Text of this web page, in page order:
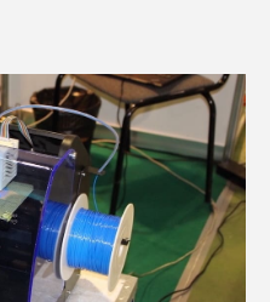
ПЕРЕЙТИ НА